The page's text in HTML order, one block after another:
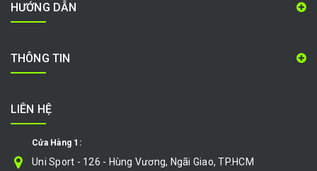
HƯỚNG DẪN
THÔNG TIN
LIÊN HỆ
Cửa Hàng 1:
Uni Sport - 126 - Hùng Vương, Ngãi Giao, TP.HCM